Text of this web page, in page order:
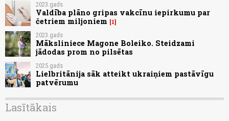
2023.gads
Valdība plāno gripas vakcīnu iepirkumu par
četriem miljoniem
1
2023.gads
Māksliniece Magone Boleiko. Steidzami
jādodas prom no pilsētas
2025.gads
Lielbritānija sāk atteikt ukraiņiem pastāvīgu
patvērumu
Lasītākais